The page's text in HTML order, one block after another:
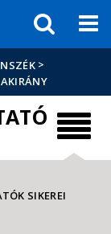
>
SIKEREI